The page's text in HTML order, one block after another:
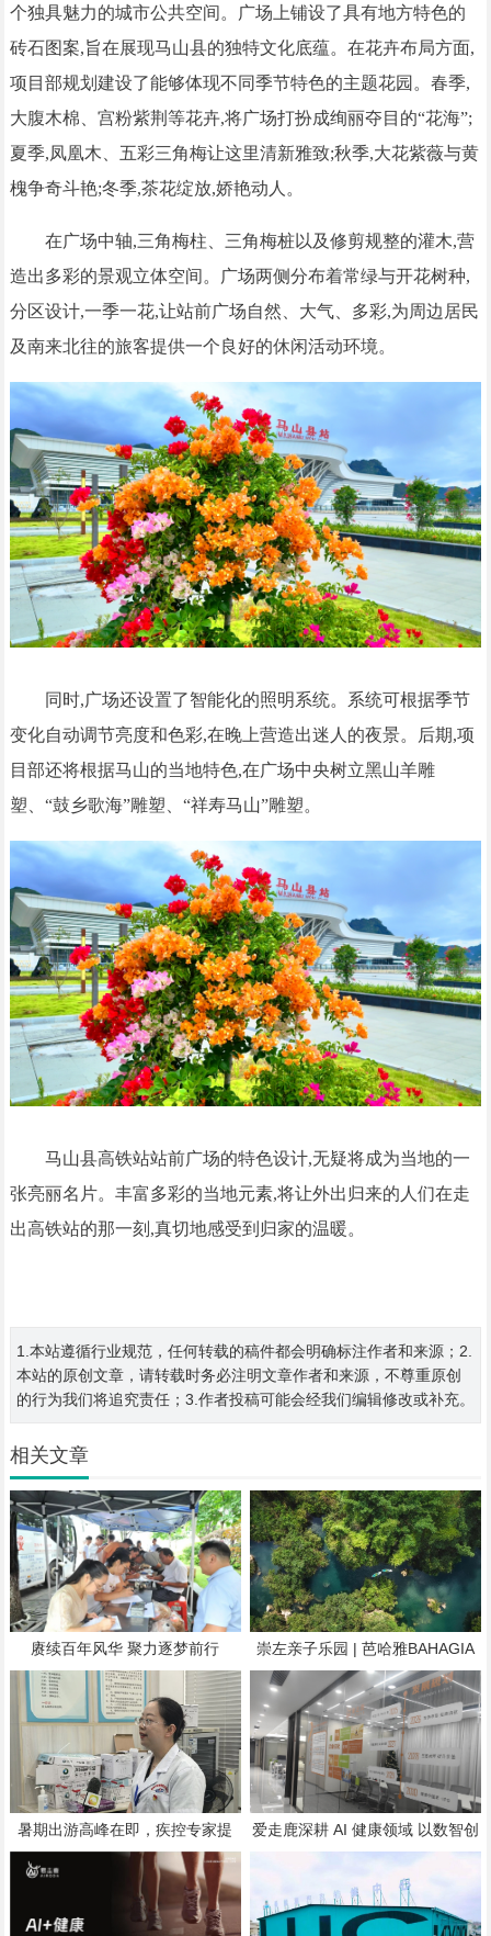
个独具魅力的城市公共空间。广场上铺设了具有地方特色的
砖石图案,旨在展现马山县的独特文化底蕴。在花卉布局方面,
项目部规划建设了能够体现不同季节特色的主题花园。春季,
大腹木棉、宫粉紫荆等花卉,将广场打扮成绚丽夺目的“花海”;
夏季,凤凰木、五彩三角梅让这里清新雅致;秋季,大花紫薇与黄
槐争奇斗艳;冬季,茶花绽放,娇艳动人。
在广场中轴,三角梅柱、三角梅桩以及修剪规整的灌木,营
造出多彩的景观立体空间。广场两侧分布着常绿与开花树种,
分区设计,一季一花,让站前广场自然、大气、多彩,为周边居民
及南来北往的旅客提供一个良好的休闲活动环境。
同时,广场还设置了智能化的照明系统。系统可根据季节
变化自动调节亮度和色彩,在晚上营造出迷人的夜景。后期,项
目部还将根据马山的当地特色,在广场中央树立黑山羊雕
塑、“鼓乡歌海”雕塑、“祥寿马山”雕塑。
马山县高铁站站前广场的特色设计,无疑将成为当地的一
张亮丽名片。丰富多彩的当地元素,将让外出归来的人们在走
出高铁站的那一刻,真切地感受到归家的温暖。
1.本站遵循行业规范，任何转载的稿件都会明确标注作者和来源；2.
本站的原创文章，请转载时务必注明文章作者和来源，不尊重原创
的行为我们将追究责任；3.作者投稿可能会经我们编辑修改或补充。
相关文章
赓续百年风华 聚力逐梦前行
崇左亲子乐园 | 芭哈雅BAHAGIA
户外隐世乐园，7月试启幕
暑期出游高峰在即，疾控专家提
醒：人员流动加剧肺炎球菌传播，
九成孩子缺乏免疫屏障
爱走鹿深耕 AI 健康领域 以数智创
新，赋能全民健康